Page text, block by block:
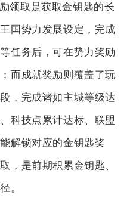
领取是获取金钥匙的长
国势力发展设定，完成
任务后，可在势力奖励
而成就奖励则覆盖了玩
，完成诸如主城等级达
科技点累计达标、联盟
解锁对应的金钥匙奖
，是前期积累金钥匙、
。